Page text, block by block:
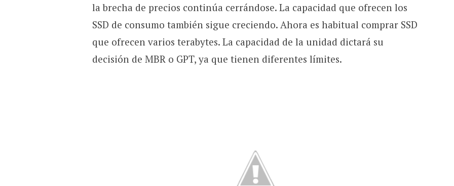
la brecha de precios continúa cerrándose. La capacidad que ofrecen los
SSD de consumo también sigue creciendo. Ahora es habitual comprar SSD
que ofrecen varios terabytes. La capacidad de la unidad dictará su
decisión de MBR o GPT, ya que tienen diferentes límites.